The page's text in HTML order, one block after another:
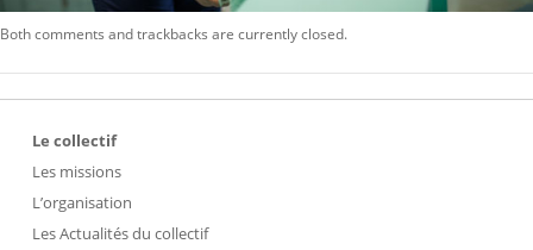
Both comments and trackbacks are currently closed.
Le collectif
Les missions
L’organisation
Les Actualités du collectif